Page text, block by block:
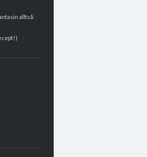
alltså: